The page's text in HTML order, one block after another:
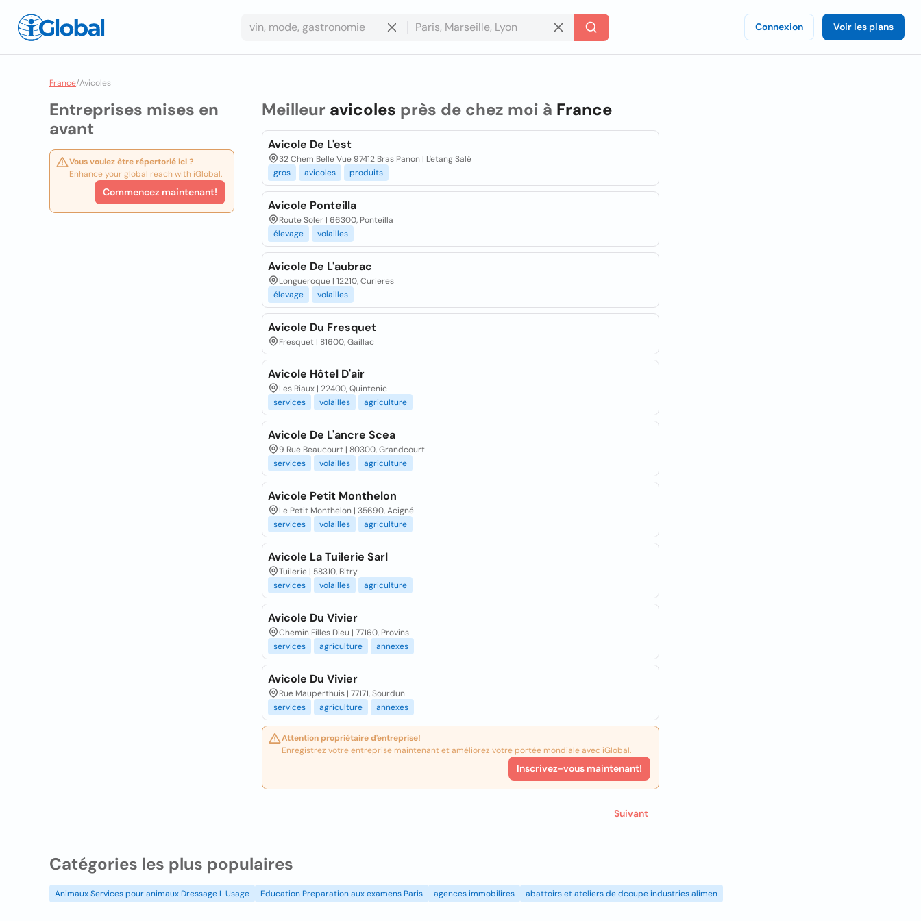
Connexion Voir les plans
France/Avicoles
Entreprises mises en
avant
Vous voulez être répertorié ici ?
Enhance your global reach with iGlobal.
Commencez maintenant!
Meilleur avicoles près de chez moi à France
Avicole De L'est
32 Chem Belle Vue 97412 Bras Panon | L'etang Salé
gros
avicoles produits
Avicole Ponteilla
Route Soler | 66300, Ponteilla
élevage
volailles
Avicole De L'aubrac
Longueroque | 12210, Curieres
élevage
volailles
Avicole Du Fresquet
Fresquet | 81600, Gaillac
Avicole Hôtel D'air
Les Riaux | 22400, Quintenic
services
volailles agriculture
Avicole De L'ancre Scea
9 Rue Beaucourt | 80300, Grandcourt
services
volailles agriculture
Avicole Petit Monthelon
Le Petit Monthelon | 35690, Acigné
services
volailles agriculture
Avicole La Tuilerie Sarl
Tuilerie | 58310, Bitry
services
volailles agriculture
Avicole Du Vivier
Chemin Filles Dieu | 77160, Provins
services
agriculture annexes
Avicole Du Vivier
Rue Mauperthuis | 77171, Sourdun
services
agriculture annexes
Attention propriétaire d'entreprise!
Enregistrez votre entreprise maintenant et améliorez votre portée mondiale avec iGlobal.
Inscrivez-vous maintenant!
Suivant
Catégories les plus populaires
Animaux Services pour animaux Dressage L Usage Education Preparation aux examens Paris agences immobilires abattoirs et ateliers de dcoupe industries alimen